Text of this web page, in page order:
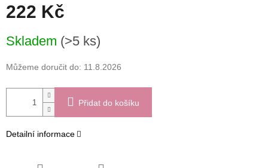
222 Kč
cena:
Skladem (>5 ks)
Můžeme doručit do: 11.8.2026
Přidat do košíku
Detailní informace